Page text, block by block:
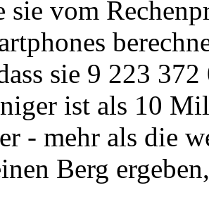
sie vom
sie 9 223
ist als 10
- mehr als die
Berg